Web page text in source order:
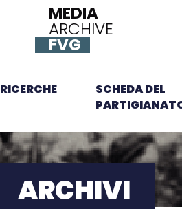
MEDIA
ARCHIVE
FVG
RICERCHE
SCHEDA DEL
ARCHIVI